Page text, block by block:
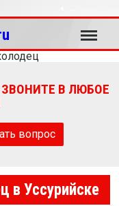
Меню
В ЛЮБОЕ
вопрос
в Уссурийске